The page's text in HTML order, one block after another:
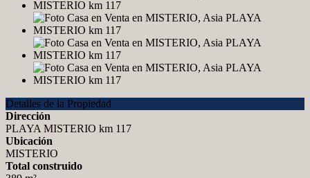
Detalles de la Propiedad
Dirección
PLAYA MISTERIO km 117
Ubicación
MISTERIO
Total construido